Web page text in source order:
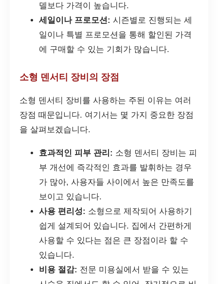
델보다 가격이 높습니다.
세일이나 프로모션: 시즌별로 진행되는 세
일이나 특별 프로모션을 통해 할인된 가격
에 구매할 수 있는 기회가 많습니다.
소형 덴서티 장비의 장점
소형 덴서티 장비를 사용하는 주된 이유는 여러
장점 때문입니다. 여기서는 몇 가지 중요한 장점
을 살펴보겠습니다.
효과적인 피부 관리: 소형 덴서티 장비는 피
부 개선에 즉각적인 효과를 발휘하는 경우
가 많아, 사용자들 사이에서 높은 만족도를
보이고 있습니다.
사용 편리성: 소형으로 제작되어 사용하기
쉽게 설계되어 있습니다. 집에서 간편하게
사용할 수 있다는 점은 큰 장점이라 할 수
있습니다.
비용 절감: 전문 미용실에서 받을 수 있는